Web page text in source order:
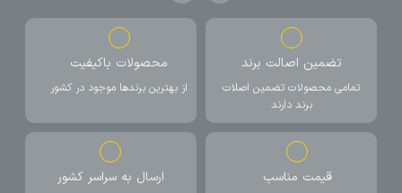
تضمین اصالت برند
تمامی محصولات تضمین اصلات
برند دارند
محصولات باکیفیت
از بهترین برندها موجود در کشور
قیمت مناسب ارسال به سراسر کشور